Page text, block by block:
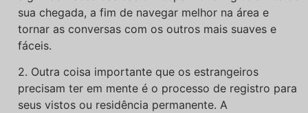
sua chegada, a fim de navegar melhor na área e
tornar as conversas com os outros mais suaves e
fáceis.
2. Outra coisa importante que os estrangeiros
precisam ter em mente é o processo de registro para
seus vistos ou residência permanente. A